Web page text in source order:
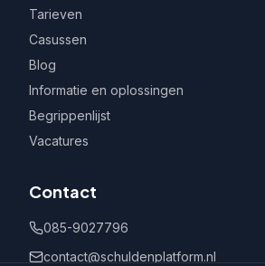
Tarieven
Casussen
Blog
Informatie en oplossingen
Begrippenlijst
Vacatures
Contact
085-9027796
contact@schuldenplatform.nl